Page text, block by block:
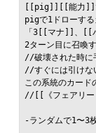
[[pig]][[能力]]で
pigで1ドローす
「3[[マナ]]、[[パ
2ターン目に召喚
//破壊された時に
//すぐには引けな
この系統のカード
//[[《フェアリー
-ランダムで1〜3